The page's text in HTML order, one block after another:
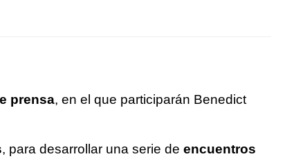
prensa, en el que participarán Benedict
, para desarrollar una serie de encuentros